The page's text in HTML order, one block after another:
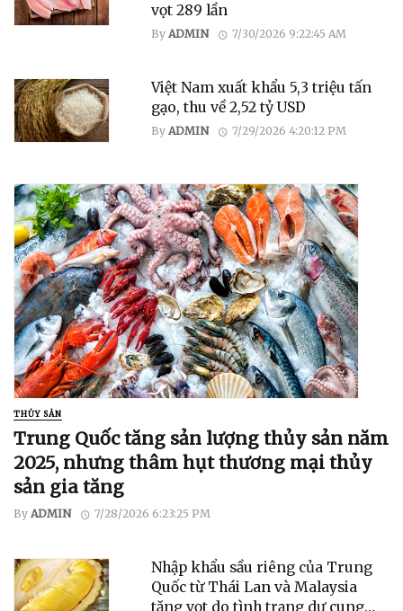
vọt 289 lần
By ADMIN 7/30/2026 9:22:45 AM
Việt Nam xuất khẩu 5,3 triệu tấn
gạo, thu về 2,52 tỷ USD
By ADMIN 7/29/2026 4:20:12 PM
THỦY SẢN
Trung Quốc tăng sản lượng thủy sản năm
2025, nhưng thâm hụt thương mại thủy
sản gia tăng
By ADMIN 7/28/2026 6:23:25 PM
Nhập khẩu sầu riêng của Trung
Quốc từ Thái Lan và Malaysia
tăng vọt do tình trạng dư cung